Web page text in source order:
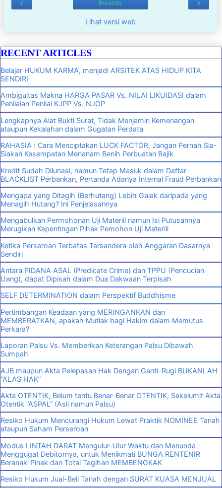
Beranda
Lihat versi web
RECENT ARTICLES
Belajar HUKUM KARMA, menjadi ARSITEK ATAS HIDUP KITA
SENDIRI
Ambiguitas Makna HARGA PASAR Vs. NILAI LIKUIDASI dalam
Penilaian Penilai KJPP Vs. NJOP
Lengkapnya Alat Bukti Surat, Tidak Menjamin Kemenangan
ataupun Kekalahan dalam Gugatan Perdata
RAHASIA : Cara Menciptakan LUCK FACTOR, Jangan Pernah Sia-
Siakan Kesempatan Menanam Benih Perbuatan Bajik
Kredit Sudah Dilunasi, namun Tetap Masuk dalam Daftar
BLACKLIST Perbankan, Pertanda Adanya Internal Fraud Perbankan
Mengapa yang Ditagih (Berhutang) Lebih Galak daripada yang
Menagih Hutang? Ini Penjelasannya
Mengabulkan Permohonan Uji Materiil namun Isi Putusannya
Merugikan Kepentingan Pihak Pemohon Uji Materiil
Ketika Perseroan Terbatas Tersandera oleh Anggaran Dasarnya
Sendiri
Antara PIDANA ASAL (Predicate Crime) dan TPPU (Pencucian
Uang), dapat Dipisah dalam Dua Dakwaan Terpisah
SELF DETERMINATION dalam Perspektif Buddhisme
Pertimbangan Keadaan yang MERINGANKAN dan
MEMBERATKAN, apakah Mutlak bagi Hakim dalam Memutus
Perkara?
Laporan Palsu Vs. Memberikan Keterangan Palsu Dibawah
Sumpah
AJB maupun Akta Pelepasan Hak Dengan Ganti-Rugi BUKANLAH
“ALAS HAK”
Akta OTENTIK, Belum tentu Benar-Benar OTENTIK, Sekelumit Akta
Otentik “ASPAL” (Asli namun Palsu)
Resiko Hukum Mencurangi Hukum Lewat Praktik NOMINEE Tanah
ataupun Saham Perseroan
Modus LINTAH DARAT Mengulur-Ulur Waktu dan Menunda
Menggugat Debitornya, untuk Menikmati BUNGA RENTENIR
Beranak-Pinak dan Total Tagihan MEMBENGKAK
Resiko Hukum Jual-Beli Tanah dengan SURAT KUASA MENJUAL